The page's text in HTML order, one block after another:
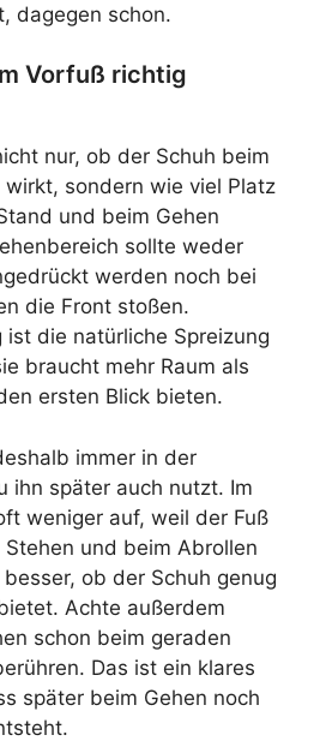
dagegen schon.
Vorfuß richtig
nur, ob der Schuh beim
sondern wie viel Platz
und beim Gehen
sollte weder
werden noch bei
die Front stoßen.
ist die natürliche Spreizung
braucht mehr Raum als
ersten Blick bieten.
immer in der
ihn später auch nutzt. Im
weniger auf, weil der Fuß
und beim Abrollen
ob der Schuh genug
Achte außerdem
schon beim geraden
Das ist ein klares
später beim Gehen noch